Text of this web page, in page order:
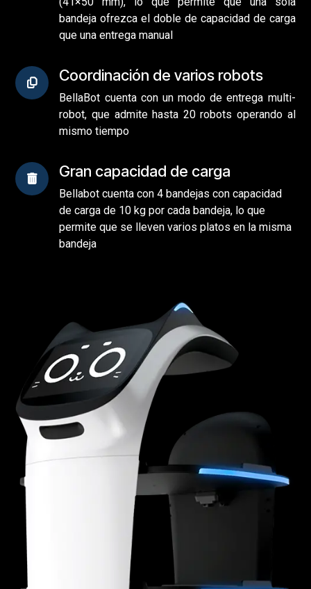
bandeja ofrezca el doble de capacidad de carga
que una entrega manual
Coordinación de varios robots
BellaBot cuenta con un modo de entrega multi-
robot, que admite hasta 20 robots operando al
mismo tiempo
Gran capacidad de carga
Bellabot cuenta con 4 bandejas con capacidad
de carga de 10 kg por cada bandeja, lo que
permite que se lleven varios platos en la misma
bandeja